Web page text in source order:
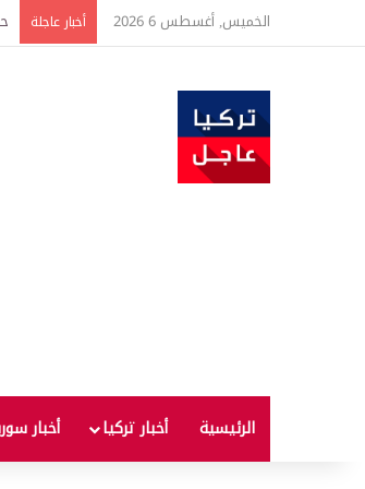
الخميس, أغسطس 6 2026 أخبار عاجلة
الرئيسية أخبار تركيا أخبار